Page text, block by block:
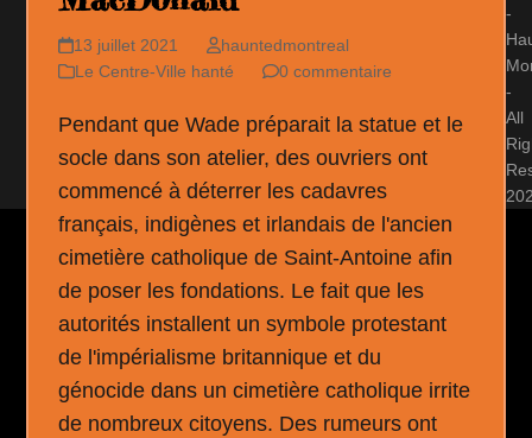
13 juillet 2021
hauntedmontreal
Le Centre-Ville hanté
0 commentaire
Pendant que Wade préparait la statue et le
socle dans son atelier, des ouvriers ont
commencé à déterrer les cadavres
français, indigènes et irlandais de l'ancien
cimetière catholique de Saint-Antoine afin
de poser les fondations. Le fait que les
autorités installent un symbole protestant
de l'impérialisme britannique et du
génocide dans un cimetière catholique irrite
de nombreux citoyens. Des rumeurs ont
-
-
All